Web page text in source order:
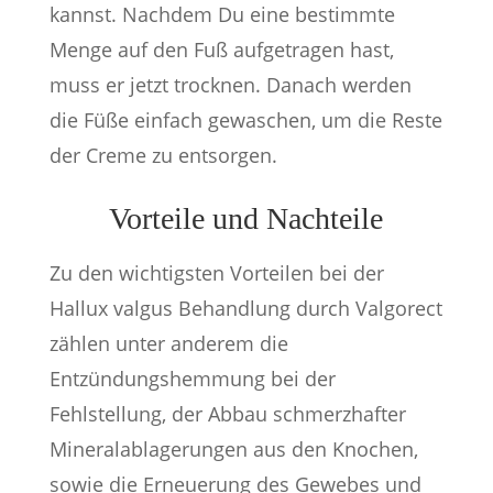
kannst. Nachdem Du eine bestimmte
Menge auf den Fuß aufgetragen hast,
muss er jetzt trocknen. Danach werden
die Füße einfach gewaschen, um die Reste
der Creme zu entsorgen.
Vorteile und Nachteile
Zu den wichtigsten Vorteilen bei der
Hallux valgus Behandlung durch Valgorect
zählen unter anderem die
Entzündungshemmung bei der
Fehlstellung, der Abbau schmerzhafter
Mineralablagerungen aus den Knochen,
sowie die Erneuerung des Gewebes und